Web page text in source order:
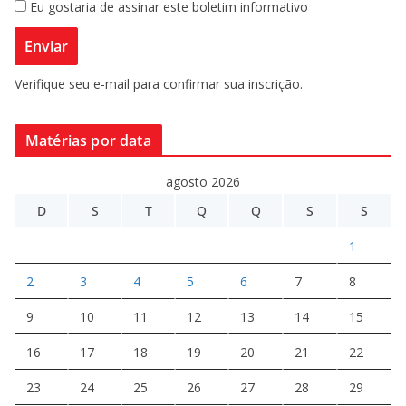
Eu gostaria de assinar este boletim informativo
Verifique seu e-mail para confirmar sua inscrição.
Matérias por data
agosto 2026
D
S T Q Q S S
1
2 3 4 5 6 7 8
9 10 11 12 13 14 15
16 17 18 19 20 21 22
23 24 25 26 27 28 29